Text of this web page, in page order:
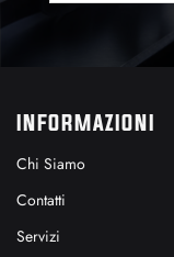
INFORMAZIONI
Chi Siamo
Contatti
Servizi